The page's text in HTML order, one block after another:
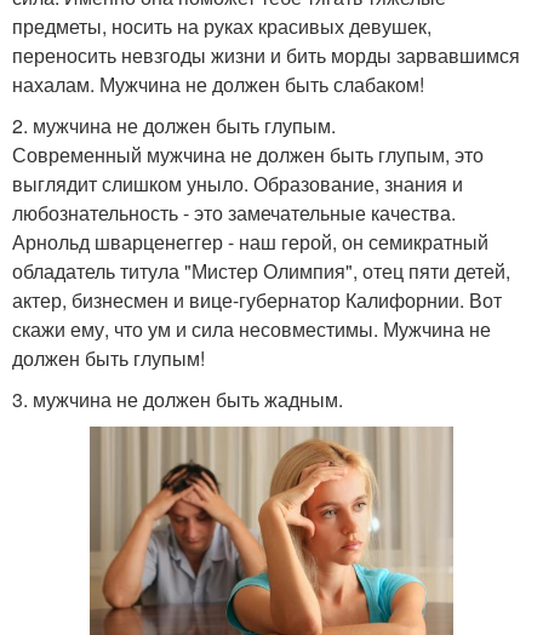
предметы, носить на руках красивых девушек,
переносить невзгоды жизни и бить морды зарвавшимся
нахалам. Мужчина не должен быть слабаком!
2. мужчина не должен быть глупым.
Современный мужчина не должен быть глупым, это
выглядит слишком уныло. Образование, знания и
любознательность - это замечательные качества.
Арнольд шварценеггер - наш герой, он семикратный
обладатель титула "Мистер Олимпия", отец пяти детей,
актер, бизнесмен и вице-губернатор Калифорнии. Вот
скажи ему, что ум и сила несовместимы. Мужчина не
должен быть глупым!
3. мужчина не должен быть жадным.